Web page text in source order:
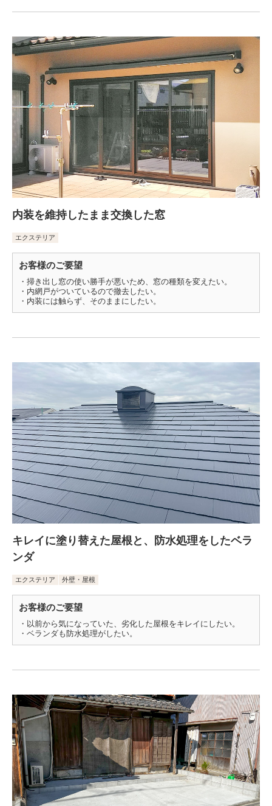
内装を維持したまま交換した窓
エクステリア
お客様のご要望
・掃き出し窓の使い勝手が悪いため、窓の種類を変えたい。
・内網戸がついているので撤去したい。
・内装には触らず、そのままにしたい。
キレイに塗り替えた屋根と、防水処理をしたベラ
ンダ
エクステリア 外壁・屋根
お客様のご要望
・以前から気になっていた、劣化した屋根をキレイにしたい。
・ベランダも防水処理がしたい。